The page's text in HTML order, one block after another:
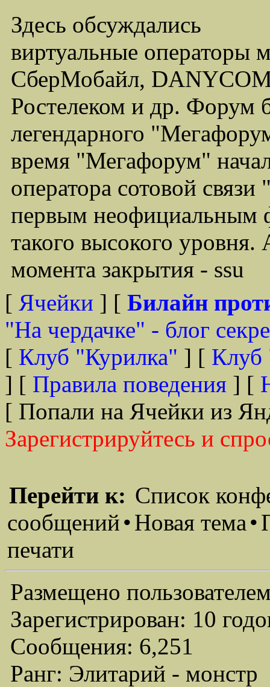
Здесь обсуждались
виртуальные операторы
СберМобайл,
Ростелеком и др. Форум
легендарного
время "Мегафорум"
оператора сотовой
первым неофициальным
такого высокого
момента закрытия - ssu
[ Ячейки ] [ Билайн
"На чердачке" - блог
[ Клуб "Курилка" ] [ Клуб
] [ Правила поведения ] [
[ Попали на Ячейки из
Зарегистрируйтесь и
Перейти к: Список
сообщений•Новая тема•
печати
Размещено
Зарегистрирован: 10
Сообщения: 6,251
Ранг: Элитарий - монстр